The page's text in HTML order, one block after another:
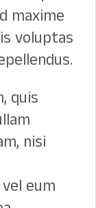
maxime
voluptas
quis
nisi
eum